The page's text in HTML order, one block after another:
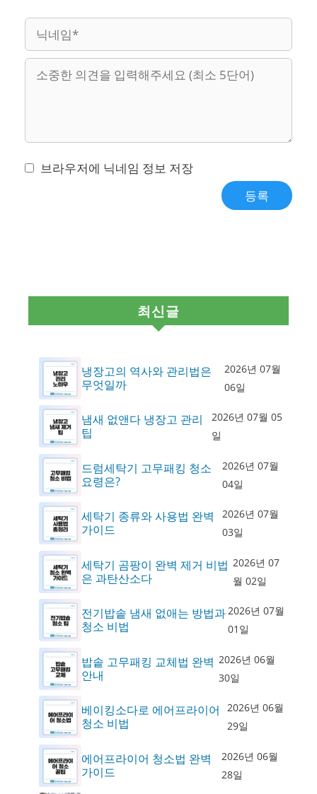
메
사
브라우저에 닉네임 정보 저장
최신글
냉장고의 역사와 관리법은
무엇일까
2026년 07월
06일
냄새 없앤다 냉장고 관리
팁
2026년 07월 05
일
드럼세탁기 고무패킹 청소
요령은?
2026년 07월
04일
세탁기 종류와 사용법 완벽
가이드
2026년 07월
03일
세탁기 곰팡이 완벽 제거 비법
은 과탄산소다
2026년 07
월 02일
전기밥솥 냄새 없애는 방법과
청소 비법
2026년 07월
01일
밥솥 고무패킹 교체법 완벽
안내
2026년 06월
30일
베이킹소다로 에어프라이어
청소 비법
2026년 06월
29일
에어프라이어 청소법 완벽
가이드
2026년 06월
28일